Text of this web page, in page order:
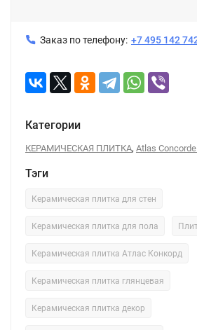
Заказ по телефону: +7 495 142
Категории
КЕРАМИЧЕСКАЯ ПЛИТКА, Atlas
Тэги
Керамическая плитка для стен
Керамическая плитка для пола
Керамическая плитка Атлас Конкорд
Керамическая плитка глянцевая
Керамическая плитка декор